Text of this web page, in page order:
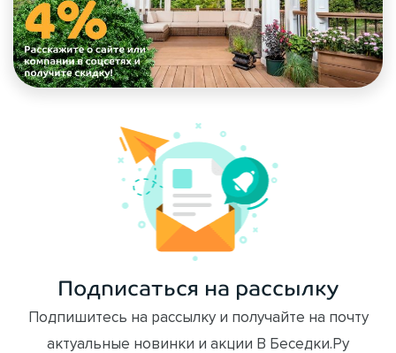
Подписаться на рассылку
Подпишитесь на рассылку и получайте на почту
актуальные новинки и акции В Беседки.Ру